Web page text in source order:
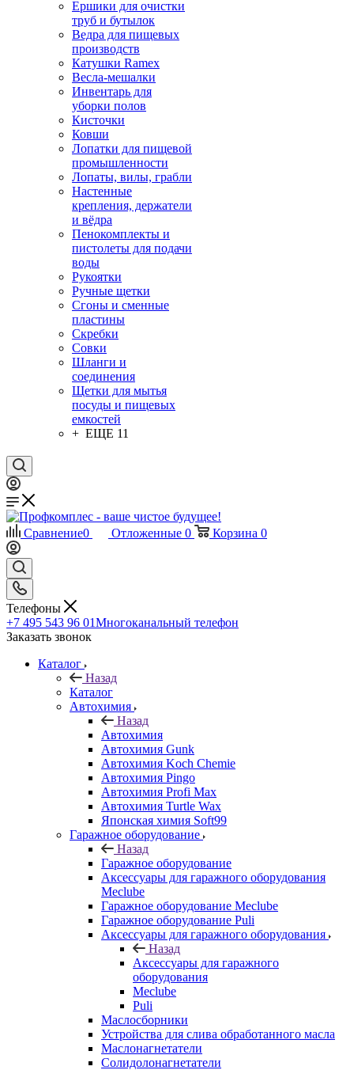
Ершики для очистки
труб и бутылок
Ведра для пищевых
производств
Катушки Ramex
Весла-мешалки
Инвентарь для
уборки полов
Кисточки
Ковши
Лопатки для пищевой
промышленности
Лопаты, вилы, грабли
Настенные
крепления, держатели
и вёдра
Пенокомплекты и
пистолеты для подачи
воды
Рукоятки
Ручные щетки
Сгоны и сменные
пластины
Скребки
Совки
Шланги и
соединения
Щетки для мытья
посуды и пищевых
емкостей
+ ЕЩЕ 11
Сравнение0 Отложенные 0 Корзина 0
Телефоны
+7 495 543 96 01Многоканальный телефон
Заказать звонок
Каталог
Назад
Каталог
Автохимия
Назад
Автохимия
Автохимия Gunk
Автохимия Koch Chemie
Автохимия Pingo
Автохимия Profi Max
Автохимия Turtle Wax
Японская химия Soft99
Гаражное оборудование
Назад
Гаражное оборудование
Аксессуары для гаражного оборудования
Meclube
Гаражное оборудование Meclube
Гаражное оборудование Puli
Аксессуары для гаражного оборудования
Назад
Аксессуары для гаражного
оборудования
Meclube
Puli
Маслосборники
Устройства для слива обработанного масла
Маслонагнетатели
Солидолонагнетатели